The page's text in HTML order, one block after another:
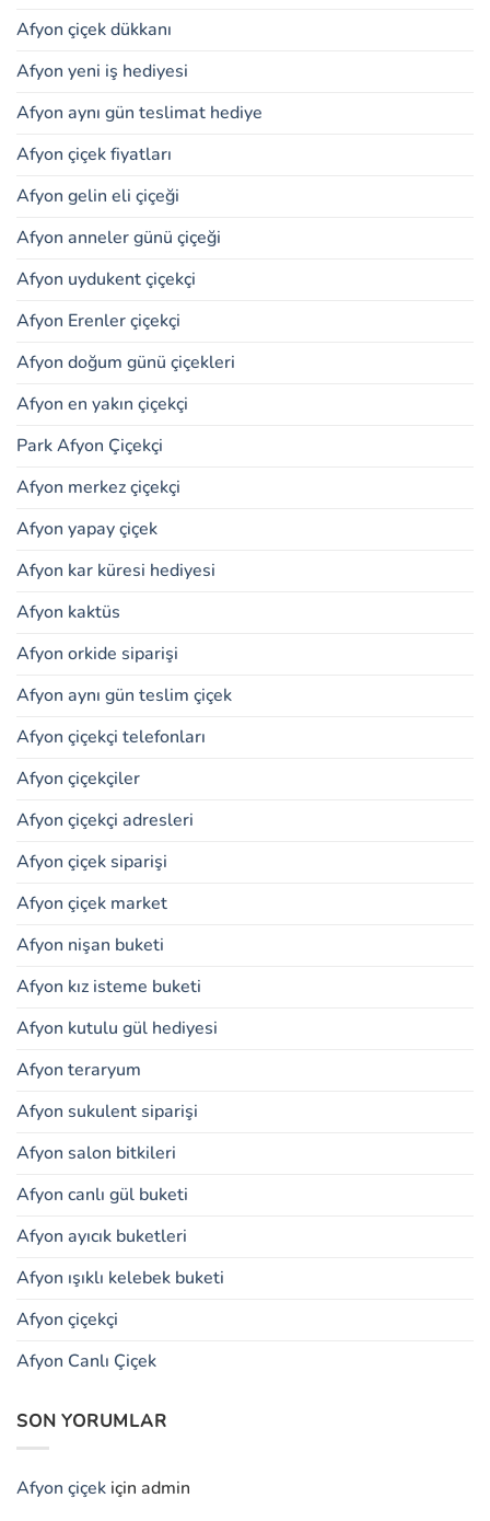
Afyon çiçek dükkanı
Afyon yeni iş hediyesi
Afyon aynı gün teslimat hediye
Afyon çiçek fiyatları
Afyon gelin eli çiçeği
Afyon anneler günü çiçeği
Afyon uydukent çiçekçi
Afyon Erenler çiçekçi
Afyon doğum günü çiçekleri
Afyon en yakın çiçekçi
Park Afyon Çiçekçi
Afyon merkez çiçekçi
Afyon yapay çiçek
Afyon kar küresi hediyesi
Afyon kaktüs
Afyon orkide siparişi
Afyon aynı gün teslim çiçek
Afyon çiçekçi telefonları
Afyon çiçekçiler
Afyon çiçekçi adresleri
Afyon çiçek siparişi
Afyon çiçek market
Afyon nişan buketi
Afyon kız isteme buketi
Afyon kutulu gül hediyesi
Afyon teraryum
Afyon sukulent siparişi
Afyon salon bitkileri
Afyon canlı gül buketi
Afyon ayıcık buketleri
Afyon ışıklı kelebek buketi
Afyon çiçekçi
Afyon Canlı Çiçek
SON YORUMLAR
Afyon çiçek için admin